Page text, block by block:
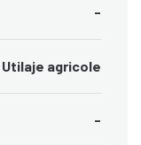
-
Utilaje agricole
-